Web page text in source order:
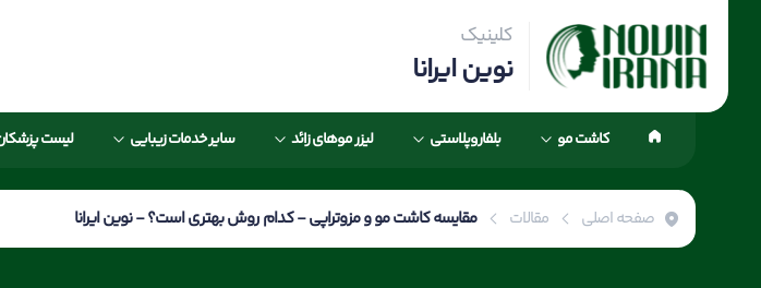
کلینیک
نوین ایرانا
کاشت مو بلفاروپلاستی لیزر موهای زائد سایر خدمات زیبایی لیست
صفحه اصلی مقالات مقایسه کاشت مو و مزوتراپی - کدام روش بهتری است؟ - نوین ایرانا